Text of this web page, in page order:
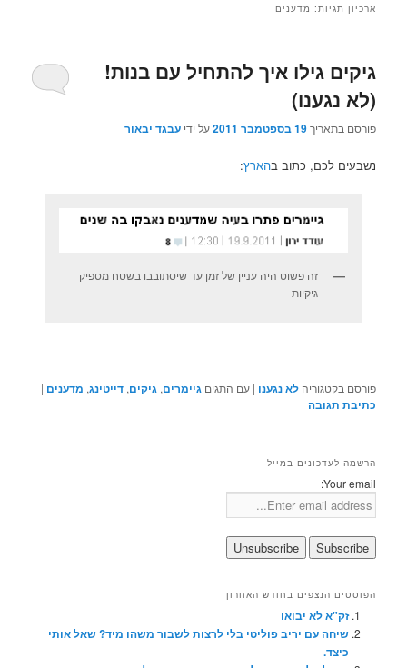
ארכיון תגיות: מדענים
גיקים גילו איך להתחיל עם בנות!
(לא נגענו)
פורסם בתאריך19 בספטמבר 2011 על ידיעבגד יבאור
נשבעים לכם, כתוב בהארץ:
זה פשוט היה עניין של זמן עד שיסתובבו בשטח מספיק
גיקיות
פורסם בקטגוריה לא נגענו |עם התגים גיימרים, גיקים,דייטינג, מדענים |
כתיבת תגובה
הרשמה לעדכונים במייל
Your email:
הפוסטים הנצפים בחודש האחרון
זק"א לא יבואו
שיחה עם יריב פוליטי בלי לרצות לשבור משהו מיד? שאל אותי
כיצד.